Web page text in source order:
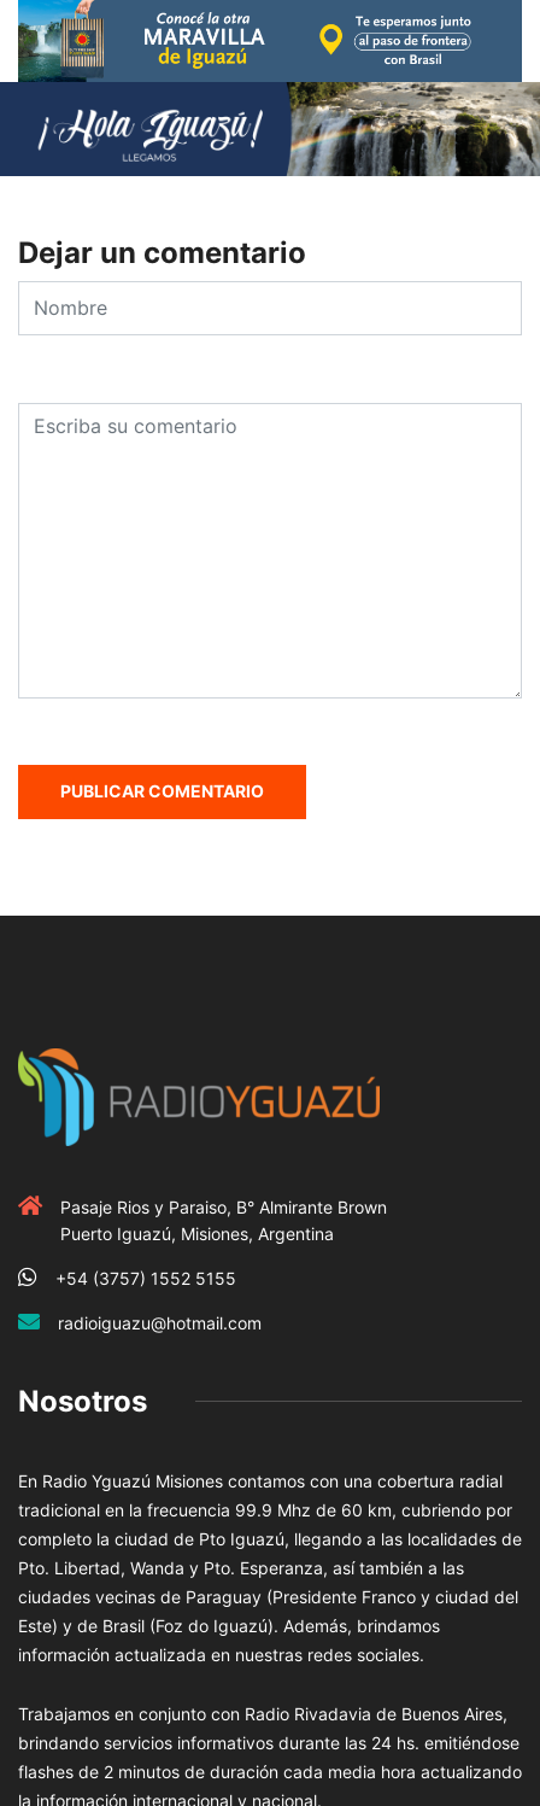
Dejar un comentario
Pasaje Rios y Paraiso, B° Almirante Brown
Puerto Iguazú, Misiones, Argentina
+54 (3757) 1552 5155
radioiguazu@hotmail.com
Nosotros
En Radio Yguazú Misiones contamos con una cobertura radial
tradicional en la frecuencia 99.9 Mhz de 60 km, cubriendo por
completo la ciudad de Pto Iguazú, llegando a las localidades de
Pto. Libertad, Wanda y Pto. Esperanza, así también a las
ciudades vecinas de Paraguay (Presidente Franco y ciudad del
Este) y de Brasil (Foz do Iguazú). Además, brindamos
información actualizada en nuestras redes sociales.
Trabajamos en conjunto con Radio Rivadavia de Buenos Aires,
brindando servicios informativos durante las 24 hs. emitiéndose
flashes de 2 minutos de duración cada media hora actualizando
la información internacional y nacional.